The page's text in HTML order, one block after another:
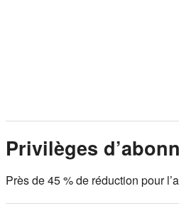
Privilèges
Près de 45 % de réduction pour